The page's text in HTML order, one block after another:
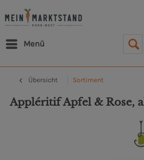
Menü
Übersicht Sortiment
Appléritif Apfel & Rose,